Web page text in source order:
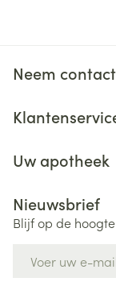
Neem
Uw apotheek
Nieuwsbrief
Blijf op de